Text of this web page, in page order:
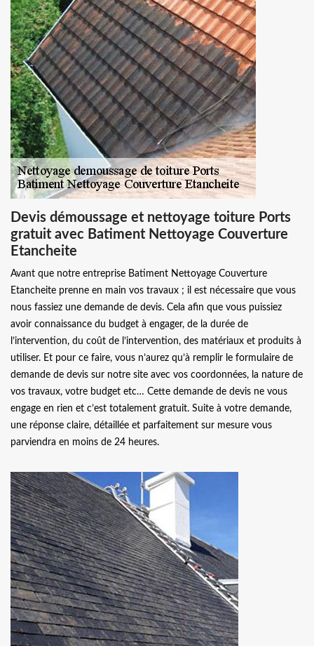
Devis démoussage et nettoyage toiture Ports
gratuit avec Batiment Nettoyage Couverture
Etancheite
Avant que notre entreprise Batiment Nettoyage Couverture
Etancheite prenne en main vos travaux ; il est nécessaire que vous
nous fassiez une demande de devis. Cela afin que vous puissiez
avoir connaissance du budget à engager, de la durée de
l’intervention, du coût de l’intervention, des matériaux et produits à
utiliser. Et pour ce faire, vous n’aurez qu’à remplir le formulaire de
demande de devis sur notre site avec vos coordonnées, la nature de
vos travaux, votre budget etc… Cette demande de devis ne vous
engage en rien et c’est totalement gratuit. Suite à votre demande,
une réponse claire, détaillée et parfaitement sur mesure vous
parviendra en moins de 24 heures.